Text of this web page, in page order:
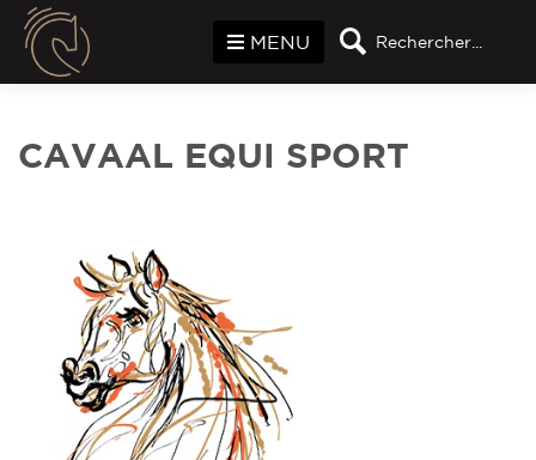
Rechercher...
MENU
CAVAAL EQUI SPORT
Panneau de gestion des cookies